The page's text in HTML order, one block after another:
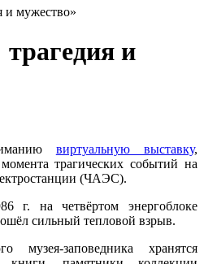
и мужество»
и
виртуальную выставку,
трагических событий на
(ЧАЭС).
г. на четвёртом энергоблоке
сильный тепловой взрыв.
музея-заповедника хранятся